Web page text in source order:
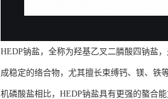
HEDP钠盐，全称为羟基乙叉二膦酸四钠盐
成稳定的络合物，尤其擅长束缚钙、镁、铁
机磷酸盐相比，HEDP钠盐具有更强的螯合